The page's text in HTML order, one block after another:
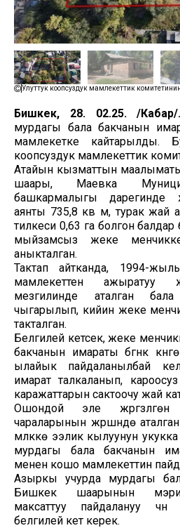
Улуттук коопсуздук мамлекеттик
Бишкек, 28. 02.25. /Кабар/.
мурдагы бала бакчанын
мамлекетке кайтарылды.
коопсуздук мамлекеттик
Атайын кызматтын
шаары, Маевка
башкармалыгы дарегинде
аянты 735,8 кв м, турак жай
тилкеси 0,63 га болгон
мыйзамсыз жеке
аныкталган.
Тактап айтканда, 1994-
мамлекеттен ажыратуу
мезгилинде аталган
чыгарылып, кийин жеке
такталган.
Белгилей кетсек, жеке
бакчанын имараты бүгүнкү
ылайык пайдаланылбай
имарат талкаланып,
каражаттарын сактоочу жай
Ошондой эле
чараларынын жүрүшүндө
мүлккө ээлик кылуунун укукка
мурдагы бала бакчанын
менен кошо мамлекеттин
Азыркы учурда мурдагы
Бишкек шаарынын
максаттуу пайдалануу үчүн
белгилей кетүү керек.